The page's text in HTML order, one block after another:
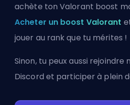
achète ton Valorant boost
Acheter un boost Valorant
jouer au rank que tu mérites !
Sinon, tu peux aussi rejoindre
Discord et participer à plein